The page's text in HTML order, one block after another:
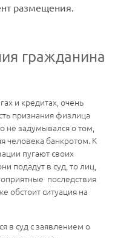
размещения.
гражданина
и кредитах, очень
признания физлица
не задумывался о том,
человека банкротом. К
пугают своих
подадут в суд, то лиц,
последствия
обстоит ситуация на
в суд с заявлением о